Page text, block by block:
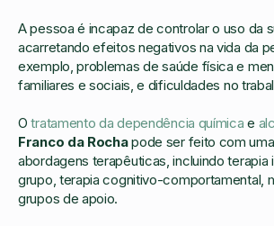
A pessoa é incapaz de controlar o uso da
acarretando efeitos negativos na vida da
exemplo, problemas de saúde física e
familiares e sociais, e dificuldades no
Otratamento da dependência química e
Franco da Rochapode ser feito com
abordagens terapêuticas, incluindo terapia
grupo, terapia cognitivo-comportamental,
grupos de apoio.